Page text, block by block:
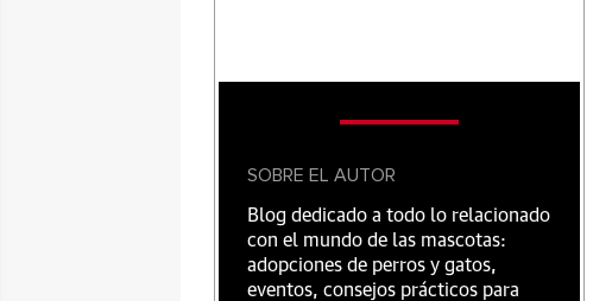
SOBRE EL AUTOR
Blog dedicado a todo lo relacionado
con el mundo de las mascotas:
adopciones de perros y gatos,
eventos, consejos prácticos para